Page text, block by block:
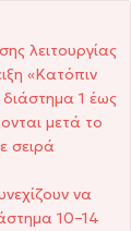
λειτουργίας
«Κατόπιν
1 έως
μετά το
σειρά
να
10–14